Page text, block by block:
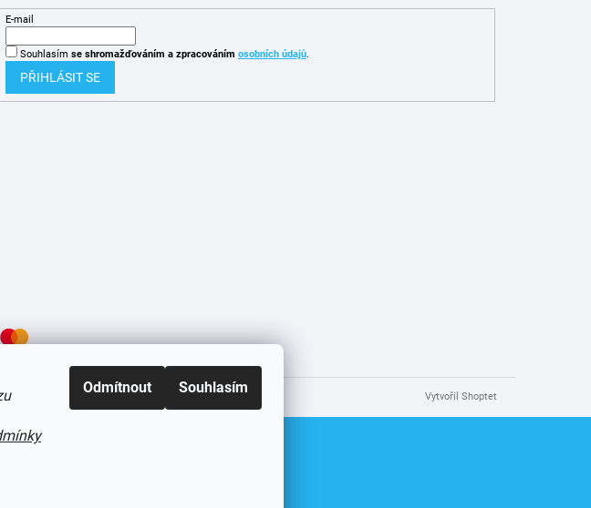
Odmítnout Souhlasím
E-mail
Souhlasím se shromažďováním a zpracováním osobních údajů.
PŘIHLÁSIT SE
Vytvořil Shoptet